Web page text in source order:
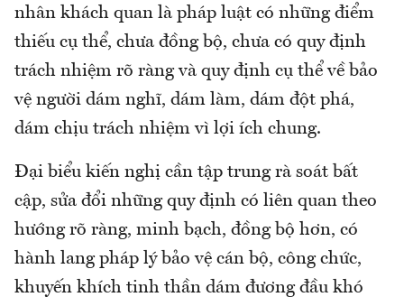
nhân khách quan là pháp luật có những điểm
thiếu cụ thể, chưa đồng bộ, chưa có quy định
trách nhiệm rõ ràng và quy định cụ thể về bảo
vệ người dám nghĩ, dám làm, dám đột phá,
dám chịu trách nhiệm vì lợi ích chung.
Đại biểu kiến nghị cần tập trung rà soát bất
cập, sửa đổi những quy định có liên quan theo
hướng rõ ràng, minh bạch, đồng bộ hơn, có
hành lang pháp lý bảo vệ cán bộ, công chức,
khuyến khích tinh thần dám đương đầu khó